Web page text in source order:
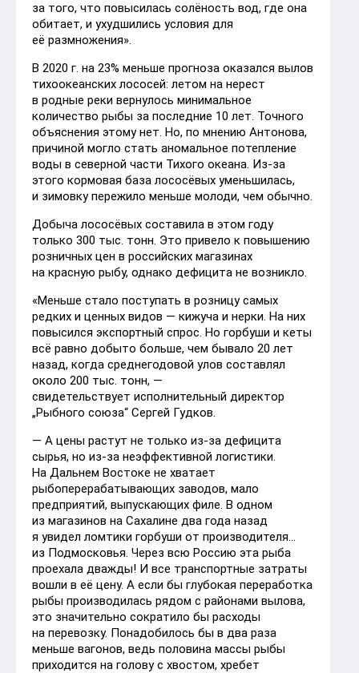
за того, что повысилась солёность вод, где она
обитает, и ухудшились условия для
её размножения».
В 2020 г. на 23% меньше прогноза оказался вылов
тихоокеанских лососей: летом на нерест
в родные реки вернулось минимальное
количество рыбы за последние 10 лет. Точного
объяснения этому нет. Но, по мнению Антонова,
причиной могло стать аномальное потепление
воды в северной части Тихого океана. Из-за
этого кормовая база лососёвых уменьшилась,
и зимовку пережило меньше молоди, чем обычно.
Добыча лососёвых составила в этом году
только 300 тыс. тонн. Это привело к повышению
розничных цен в российских магазинах
на красную рыбу, однако дефицита не возникло.
«Меньше стало поступать в розницу самых
редких и ценных видов — кижуча и нерки. На них
повысился экспортный спрос. Но горбуши и кеты
всё равно добыто больше, чем бывало 20 лет
назад, когда среднегодовой улов составлял
около 200 тыс. тонн, —
свидетельствует исполнительный директор
„Рыбного союза“ Сергей Гудков.
— А цены растут не только из-за дефицита
сырья, но из-за неэффективной логистики.
На Дальнем Востоке не хватает
рыбоперерабатывающих заводов, мало
предприятий, выпускающих филе. В одном
из магазинов на Сахалине два года назад
я увидел ломтики горбуши от производителя...
из Подмосковья. Через всю Россию эта рыба
проехала дважды! И все транспортные затраты
вошли в её цену. А если бы глубокая переработка
рыбы производилась рядом с районами вылова,
это значительно сократило бы расходы
на перевозку. Понадобилось бы в два раза
меньше вагонов, ведь половина массы рыбы
приходится на голову с хвостом, хребет